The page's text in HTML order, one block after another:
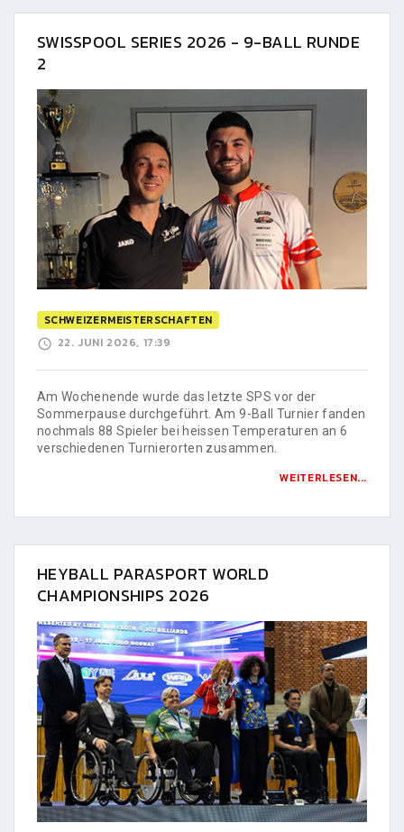
SWISSPOOL SERIES 2026 - 9-BALL RUNDE
2
SCHWEIZERMEISTERSCHAFTEN
22. JUNI 2026, 17:39
Am Wochenende wurde das letzte SPS vor der
Sommerpause durchgeführt. Am 9-Ball Turnier fanden
nochmals 88 Spieler bei heissen Temperaturen an 6
verschiedenen Turnierorten zusammen.
WEITERLESEN...
HEYBALL PARASPORT WORLD
CHAMPIONSHIPS 2026